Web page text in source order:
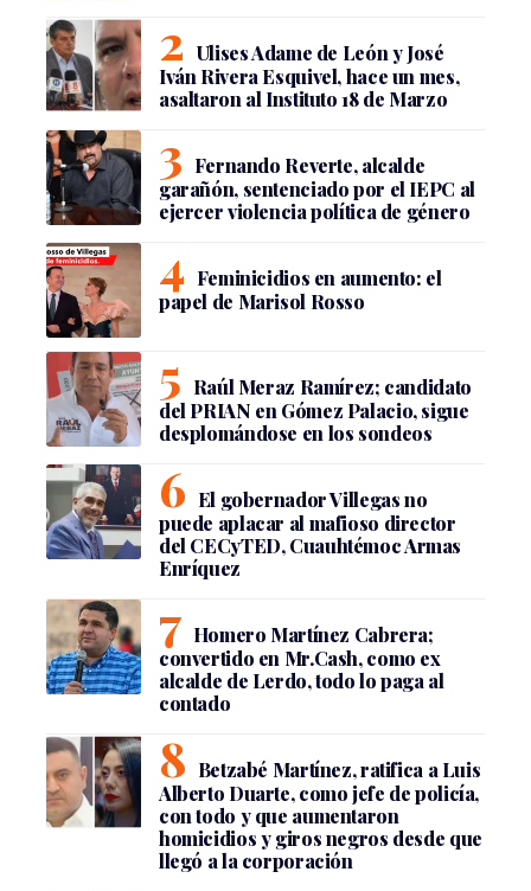
Ulises Adame de León y José
Iván Rivera Esquivel, hace un mes,
asaltaron al Instituto 18 de Marzo
Fernando Reverte, alcalde
garañón, sentenciado por el IEPC al
ejercer violencia política de género
Feminicidios en aumento: el
papel de Marisol Rosso
Raúl Meraz Ramírez; candidato
del PRIAN en Gómez Palacio, sigue
desplomándose en los sondeos
El gobernador Villegas no
puede aplacar al mafioso director
del CECyTED, Cuauhtémoc Armas
Enríquez
Homero Martínez Cabrera;
convertido en Mr.Cash, como ex
alcalde de Lerdo, todo lo paga al
contado
Betzabé Martínez, ratifica a Luis
Alberto Duarte, como jefe de policía,
con todo y que aumentaron
homicidios y giros negros desde que
llegó a la corporación